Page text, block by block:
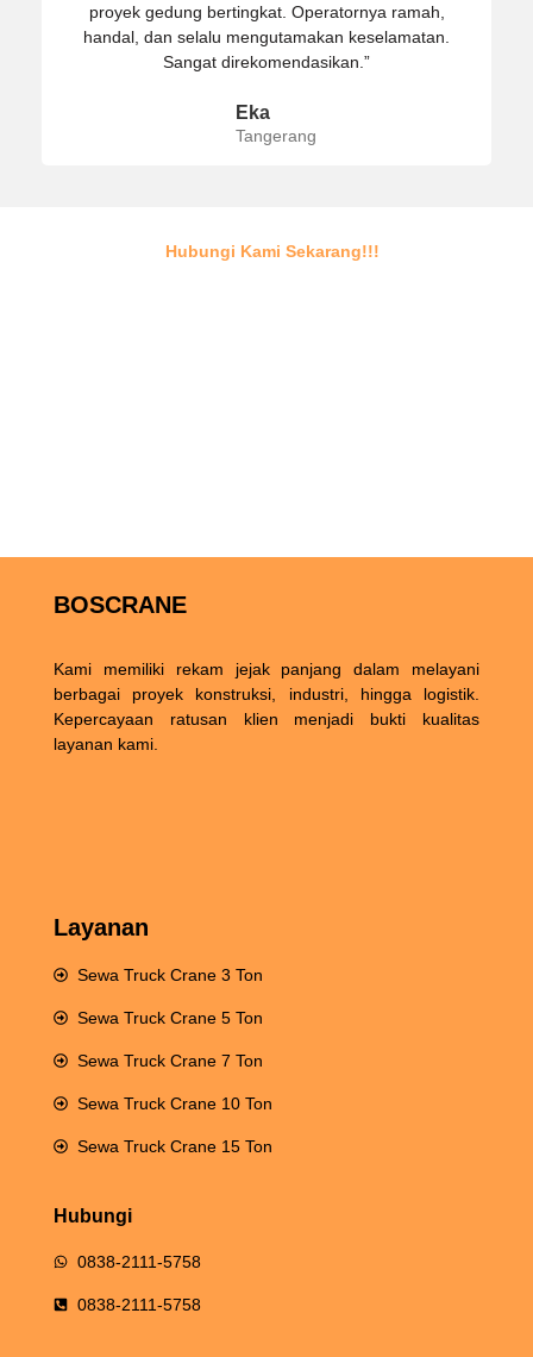
proyek gedung bertingkat. Operatornya ramah,
handal, dan selalu mengutamakan keselamatan.
Sangat direkomendasikan.”
Eka
Tangerang
Hubungi Kami Sekarang!!!
BOSCRANE
Kami memiliki rekam jejak panjang dalam melayani
berbagai proyek konstruksi, industri, hingga logistik.
Kepercayaan ratusan klien menjadi bukti kualitas
layanan kami.
Layanan
Sewa Truck Crane 3 Ton
Sewa Truck Crane 5 Ton
Sewa Truck Crane 7 Ton
Sewa Truck Crane 10 Ton
Sewa Truck Crane 15 Ton
Hubungi
0838-2111-5758
0838-2111-5758